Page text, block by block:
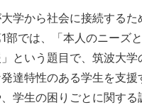
学から社会に接続するた
部では、「本人のニーズ
という題目で、筑波大学
達特性のある学生を支援
学生の困りごとに関する